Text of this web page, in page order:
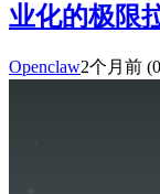
业化的极限
Openclaw2个月前